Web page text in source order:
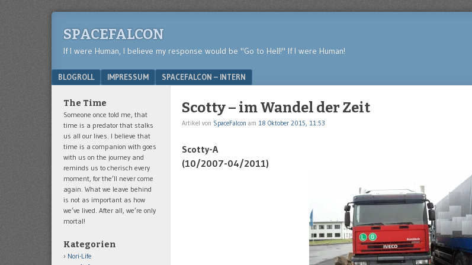
SPACEFALCON
If I were Human, I believe my response would be "Go to Hell!" If I were Human!
Menu
SKIP TO CONTENT
BLOGROLL IMPRESSUM SPACEFALCON – INTERN
Scotty – im Wandel der Zeit
Artikel von SpaceFalcon am 18 Oktober 2015, 11:53
Scotty-A
(10/2007-04/2011)
The Time
Someone once told me, that
time is a predator that stalks
us all our lives. I believe that
time is a companion with goes
with us on the journey and
reminds us to cherisch every
moment, for the’ll never come
again. What we leave behind
is not as important as how
we’ve lived. After all, we’re only
mortal!
Kategorien
Nori-Life